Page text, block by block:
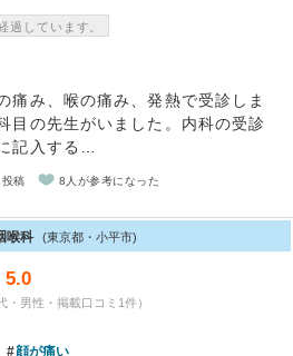
過しています。
痛み、喉の痛み、発熱で受診しま
目の先生がいました。内科の受診
記入する…
稿 8人が参考になった
喉科 (東京都・小平市)
5.0
・男性・掲載口コミ1件）
顔が痛い